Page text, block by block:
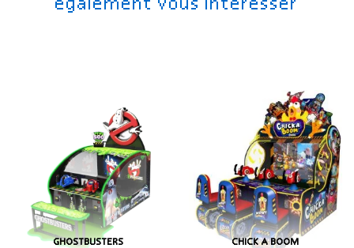
également vous intéresser
GHOSTBUSTERS CHICK A BOOM